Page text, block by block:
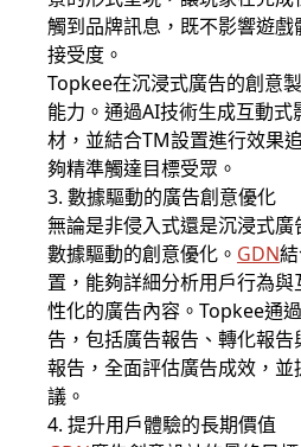
觸到品牌訊息，既不影響遊
接受度。
Topkee在沉浸式廣告的創意
能力。通過AI技術生成互動
材，並結合TM設置進行效果
夠精準觸達目標受眾。
3. 數據驅動的廣告創意優化
無論是非侵入式還是沉浸式
數據驅動的創意優化。 GDN
置，能夠詳細分析用戶行為
性化的廣告內容。Topkee通
告，包括廣告報告、轉化報告
報告，全面評估廣告成效，
議。
4. 提升用戶體驗的長期價值